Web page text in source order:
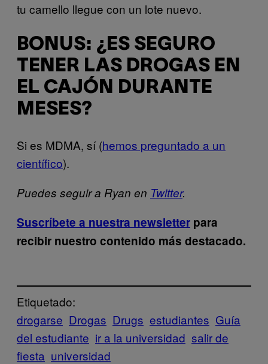
tu camello llegue con un lote nuevo.
BONUS: ¿ES SEGURO
TENER LAS DROGAS EN
EL CAJÓN DURANTE
MESES?
Si es MDMA, sí (hemos preguntado a un
científico).
Puedes seguir a Ryan en Twitter.
Suscríbete a nuestra newsletter para
recibir nuestro contenido más destacado.
Etiquetado:
drogarse Drogas Drugs estudiantes Guía
del estudiante ir a la universidad salir de
fiesta universidad